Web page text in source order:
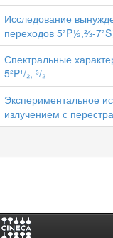
Исследование
переходов 5²P½,⅔-
Спектральные
5²P¹/₂, ³/₂
Экспериментальное
излучением с